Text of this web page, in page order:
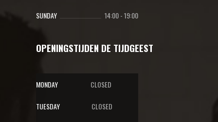
SUNDAY 14:00-19:00
OPENINGSTIJDEN DE TIJDGEEST
MONDAY CLOSED
TUESDAY CLOSED